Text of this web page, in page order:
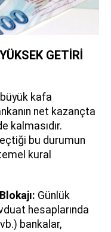
GETİRİ
büyük kafa
net kazançta
kalmasıdır.
bu durumun
kural
Günlük
hesaplarında
bankalar,